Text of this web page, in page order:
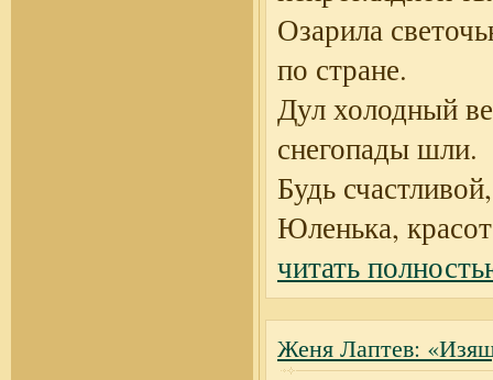
Озарила
по стране.
Дул холодный
снегопады шли.
Будь счастливой,
Юленька,
читать
Женя Лаптев: